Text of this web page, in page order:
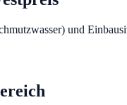
und